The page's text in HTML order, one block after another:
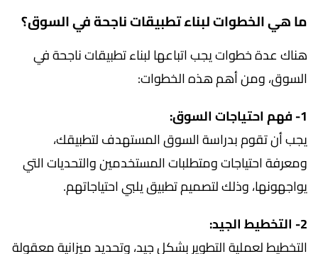
ما هي الخطوات لبناء تطبيقات ناجحة في السوق؟
هناك عدة خطوات يجب اتباعها لبناء تطبيقات ناجحة في
السوق، ومن أهم هذه الخطوات:
1- فهم احتياجات السوق:
يجب أن تقوم بدراسة السوق المستهدف لتطبيقك،
ومعرفة احتياجات ومتطلبات المستخدمين والتحديات التي
يواجهونها، وذلك لتصميم تطبيق يلبي احتياجاتهم.
2- التخطيط الجيد:
التخطيط لعملية التطوير بشكل جيد، وتحديد ميزانية معقولة